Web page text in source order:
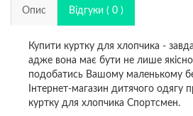
Опис Відгуки ( 0 )
Купити куртку для хлопчика -
адже вона має бути не лише
подобатись Вашому маленькому
Інтернет-магазин дитячого одягу
куртку для хлопчика Спортсмен.